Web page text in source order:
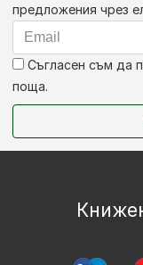
предложения чрез
Съгласен съм да
поща.